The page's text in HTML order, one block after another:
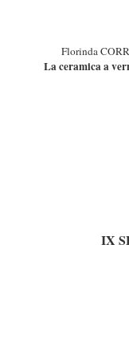
Florinda
La ceramica a
IX